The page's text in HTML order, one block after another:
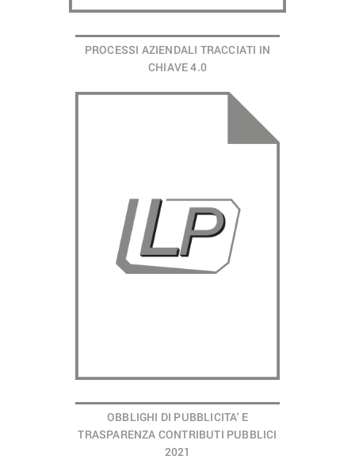
PROCESSI AZIENDALI TRACCIATI IN
CHIAVE 4.0
OBBLIGHI DI PUBBLICITA' E
TRASPARENZA CONTRIBUTI PUBBLICI
2021